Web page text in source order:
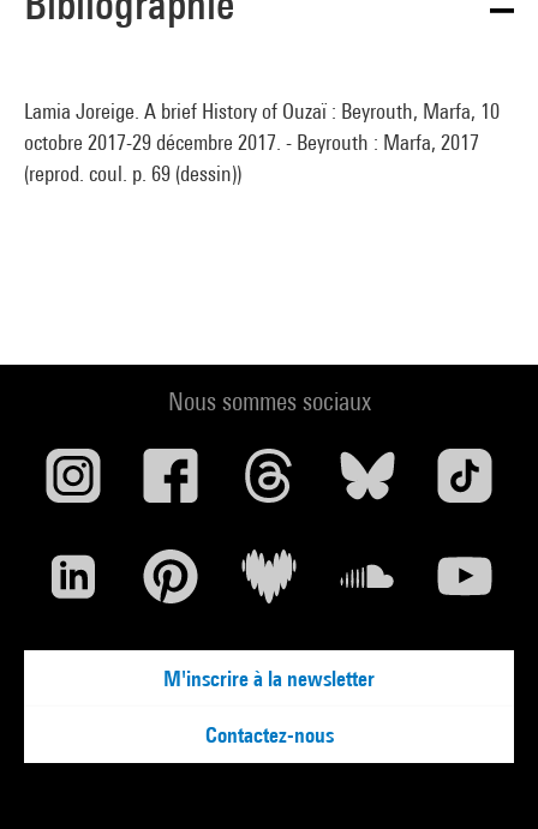
Lamia Joreige. A brief History of Ouzaï : Beyrouth, Marfa, 10
octobre 2017-29 décembre 2017. - Beyrouth : Marfa, 2017
(reprod. coul. p. 69 (dessin))
Nous sommes sociaux
M'inscrire à la newsletter
Contactez-nous